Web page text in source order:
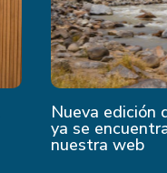
Nueva edición
ya se
nuestra web